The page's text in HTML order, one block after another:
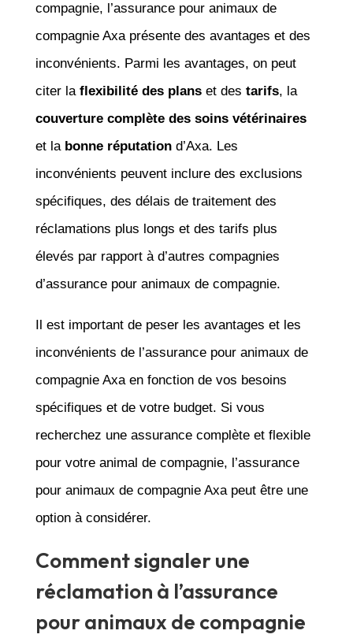
compagnie, l’assurance pour animaux de
compagnie Axa présente des avantages et des
inconvénients. Parmi les avantages, on peut
citer la flexibilité des planset des tarifs, la
couverture complète des soins vétérinaires
et la bonne réputationd’Axa. Les
inconvénients peuvent inclure des exclusions
spécifiques, des délais de traitement des
réclamations plus longs et des tarifs plus
élevés par rapport à d’autres compagnies
d’assurance pour animaux de compagnie.
Il est important de peser les avantages et les
inconvénients de l’assurance pour animaux de
compagnie Axa en fonction de vos besoins
spécifiques et de votre budget. Si vous
recherchez une assurance complète et flexible
pour votre animal de compagnie, l’assurance
pour animaux de compagnie Axa peut être une
option à considérer.
Comment signaler une
réclamation à l’assurance
pour animaux de compagnie